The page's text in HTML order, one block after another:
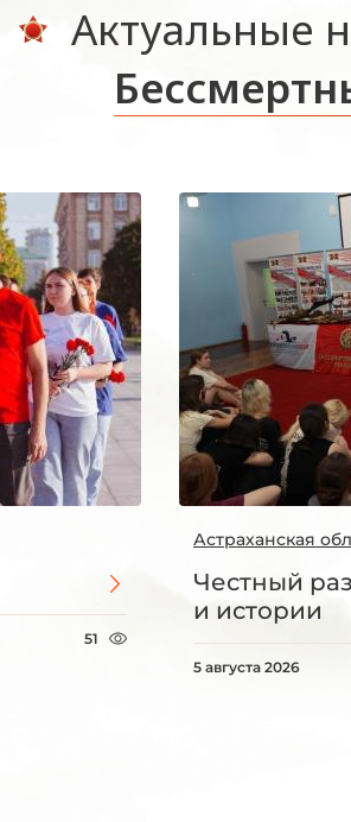
Актуальные
51
Астраханская
Честный
и истории
5 августа 2026